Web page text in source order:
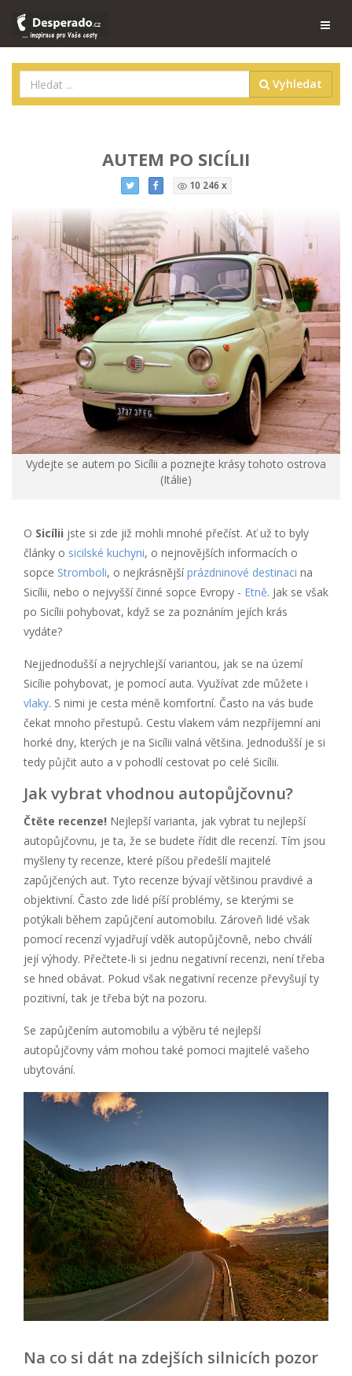
Vyhledat
AUTEM PO SICÍLII
10 246 x
Vydejte se autem po Sicílii a poznejte krásy tohoto ostrova
(Itálie)
O Sicílii jste si zde již mohli mnohé přečíst. Ať už to byly
články o sicilské kuchyni, o nejnovějších informacích o
sopce Stromboli, o nejkrásnějšíprázdninové destinaci na
Sicílii, nebo o nejvyšší činné sopce Evropy - Etně. Jak se však
po Sicílii pohybovat, když se za poznáním jejích krás
vydáte?
Nejjednodušší a nejrychlejší variantou, jak se na území
Sicílie pohybovat, je pomocí auta. Využívat zde můžete i
vlaky. S nimi je cesta méně komfortní. Často na vás bude
čekat mnoho přestupů. Cestu vlakem vám nezpříjemní ani
horké dny, kterých je na Sicílii valná většina. Jednodušší je si
tedy půjčit auto a v pohodlí cestovat po celé Sicílii.
Jak vybrat vhodnou autopůjčovnu?
Čtěte recenze! Nejlepší varianta, jak vybrat tu nejlepší
autopůjčovnu, je ta, že se budete řídit dle recenzí. Tím jsou
myšleny ty recenze, které píšou předešlí majitelé
zapůjčených aut. Tyto recenze bývají většinou pravdivé a
objektivní. Často zde lidé píší problémy, se kterými se
potýkali během zapůjčení automobilu. Zároveň lidé však
pomocí recenzí vyjadřují vděk autopůjčovně, nebo chválí
její výhody. Přečtete-li si jednu negativní recenzi, není třeba
se hned obávat. Pokud však negativní recenze převyšují ty
pozitivní, tak je třeba být na pozoru.
Se zapůjčením automobilu a výběru té nejlepší
autopůjčovny vám mohou také pomoci majitelé vašeho
ubytování.
Na co si dát na zdejších silnicích pozor